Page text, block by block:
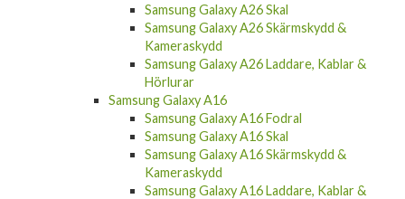
Samsung Galaxy A26 Skal
Samsung Galaxy A26 Skärmskydd &
Kameraskydd
Samsung Galaxy A26 Laddare, Kablar &
Hörlurar
Samsung Galaxy A16
Samsung Galaxy A16 Fodral
Samsung Galaxy A16 Skal
Samsung Galaxy A16 Skärmskydd &
Kameraskydd
Samsung Galaxy A16 Laddare, Kablar &